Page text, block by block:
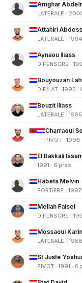
Amghar
LATERALE ·
Attahiri
LATERALE ·
Aynaou Iliass
DIFENSORE ·
Bouyouzan
DIF/LAT · 1993 ·
Bouzit Iliass
LATERALE ·
Charraoui
PIVOT · 1996
El Bakkali
1991 · 6 pres
Habets Melvin
PORTIERE ·
Mellah Faisel
DIFENSORE ·
Mossaoui
LATERALE ·
St Juste
PIVOT · 1991 · 6